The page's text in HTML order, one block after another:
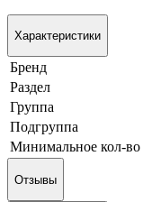
Характеристики
Бренд
Раздел
Группа
Подгруппа
Минимальное кол-во
Отзывы